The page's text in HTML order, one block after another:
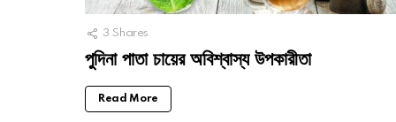
3 Shares
পুদিনা পাতা চায়ের অবিশ্বাস্য উপকারীতা
Read More